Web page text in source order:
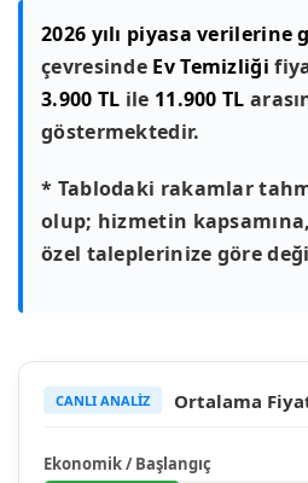
2026 yılı piyasa verilerine
çevresinde Ev Temizliği
3.900 TL ile 11.900 TL
göstermektedir.
* Tablodaki rakamlar
olup; hizmetin
özel taleplerinize göre
CANLI ANALİZ Ortalama
Ekonomik / Başlangıç